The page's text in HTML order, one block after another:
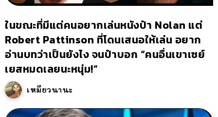
ในขณะที่มีแต่คนอยากเล่นหนังป๋า Nolan แต่
Robert Pattinson ที่โดนเสนอให้เล่น อยาก
อ่านบทว่าเป็นยังไง จนป๋าบอก “คนอื่นเขาเซย์
เยสหมดเลยนะหนุ่ม!”
เหมียวนานะ